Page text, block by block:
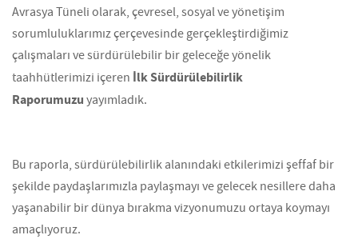
Avrasya Tüneli olarak, çevresel, sosyal ve yönetişim
sorumluluklarımız çerçevesinde gerçekleştirdiğimiz
çalışmaları ve sürdürülebilir bir geleceğe yönelik
taahhütlerimizi içeren İlk Sürdürülebilirlik
Raporumuzu yayımladık.
Bu raporla, sürdürülebilirlik alanındaki etkilerimizi şeffaf bir
şekilde paydaşlarımızla paylaşmayı ve gelecek nesillere daha
yaşanabilir bir dünya bırakma vizyonumuzu ortaya koymayı
amaçlıyoruz.